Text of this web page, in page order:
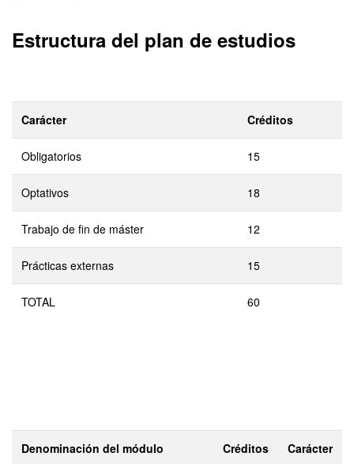
Estructura del plan de estudios
Carácter Créditos
Obligatorios 15
Optativos 18
Trabajo de fin de máster 12
Prácticas externas 15
TOTAL 60
Denominación del módulo Créditos Carácter